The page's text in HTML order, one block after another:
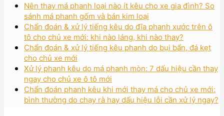
Nên thay má phanh loại nào ít kêu cho xe gia đình? So
sánh má phanh gốm và bán kim loại
Chẩn đoán & xử lý tiếng kêu do đĩa phanh xước trên ô
tô cho chủ xe mới: khi nào láng, khi nào thay?
Chẩn đoán & xử lý tiếng kêu phanh do bụi bẩn, đá kẹt
cho chủ xe mới
Xử lý phanh kêu do má phanh mòn: 7 dấu hiệu cần thay
ngay cho chủ xe ô tô mới
Chẩn đoán phanh kêu khi mới thay má cho chủ xe mới:
bình thường do chạy rà hay dấu hiệu lỗi cần xử lý ngay?